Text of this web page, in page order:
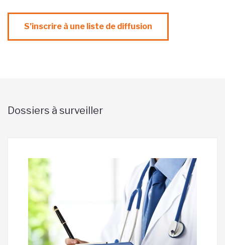
S’inscrire à une liste de diffusion
Dossiers à surveiller